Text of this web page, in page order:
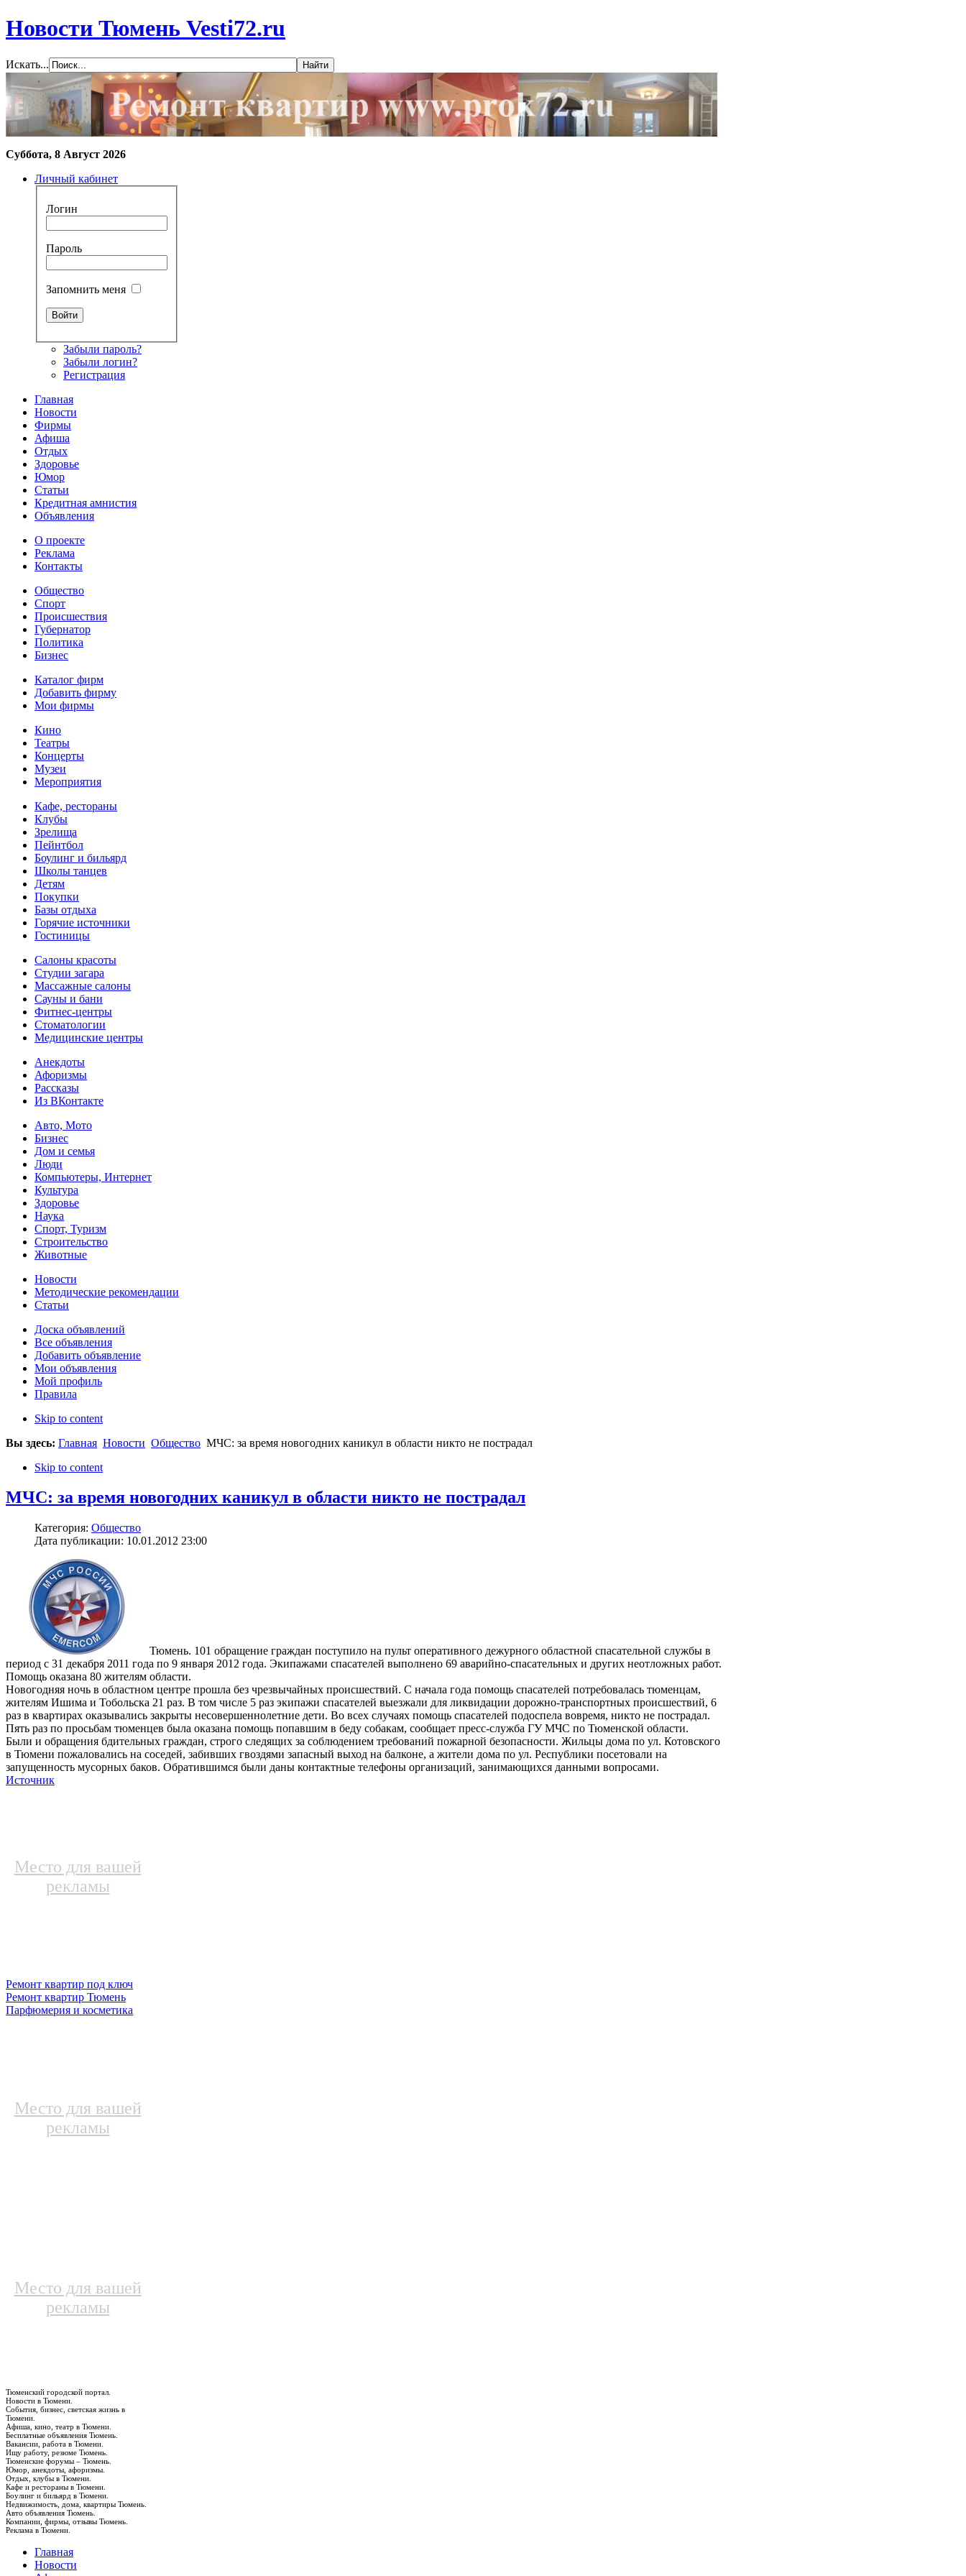
Новости Тюмень Vesti72.ru
Искать...
Суббота, 8 Август 2026
Личный кабинет
Логин
Пароль
Запомнить меня
Забыли пароль?
Забыли логин?
Регистрация
Главная
Новости
Фирмы
Афиша
Отдых
Здоровье
Юмор
Статьи
Кредитная амнистия
Объявления
О проекте
Реклама
Контакты
Общество
Спорт
Происшествия
Губернатор
Политика
Бизнес
Каталог фирм
Добавить фирму
Мои фирмы
Кино
Театры
Концерты
Музеи
Мероприятия
Кафе, рестораны
Клубы
Зрелища
Пейнтбол
Боулинг и бильярд
Школы танцев
Детям
Покупки
Базы отдыха
Горячие источники
Гостиницы
Салоны красоты
Студии загара
Массажные салоны
Сауны и бани
Фитнес-центры
Стоматологии
Медицинские центры
Анекдоты
Афоризмы
Рассказы
Из ВКонтакте
Авто, Мото
Бизнес
Дом и семья
Люди
Компьютеры, Интернет
Культура
Здоровье
Наука
Спорт, Туризм
Строительство
Животные
Новости
Методические рекомендации
Статьи
Доска объявлений
Все объявления
Добавить объявление
Мои объявления
Мой профиль
Правила
Skip to content
Вы здесь: Главная Новости Общество МЧС: за время новогодних каникул в области никто не пострадал
Skip to content
МЧС: за время новогодних каникул в области никто не пострадал
Категория: Общество
Дата публикации: 10.01.2012 23:00
Тюмень. 101 обращение граждан поступило на пульт оперативного дежурного областной спасательной службы в
период с 31 декабря 2011 года по 9 января 2012 года. Экипажами спасателей выполнено 69 аварийно-спасательных и других неотложных работ.
Помощь оказана 80 жителям области.
Новогодняя ночь в областном центре прошла без чрезвычайных происшествий. С начала года помощь спасателей потребовалась тюменцам,
жителям Ишима и Тобольска 21 раз. В том числе 5 раз экипажи спасателей выезжали для ликвидации дорожно-транспортных происшествий, 6
раз в квартирах оказывались закрыты несовершеннолетние дети. Во всех случаях помощь спасателей подоспела вовремя, никто не пострадал.
Пять раз по просьбам тюменцев была оказана помощь попавшим в беду собакам, сообщает пресс-служба ГУ МЧС по Тюменской области.
Были и обращения бдительных граждан, строго следящих за соблюдением требований пожарной безопасности. Жильцы дома по ул. Котовского
в Тюмени пожаловались на соседей, забивших гвоздями запасный выход на балконе, а жители дома по ул. Республики посетовали на
запущенность мусорных баков. Обратившимся были даны контактные телефоны организаций, занимающихся данными вопросами.
Источник
Место для вашей
рекламы
Ремонт квартир под ключ
Ремонт квартир Тюмень
Парфюмерия и косметика
Место для вашей
рекламы
Место для вашей
рекламы
Тюменский городской портал.
Новости в Тюмени.
События, бизнес, светская жизнь в
Тюмени.
Афиша, кино, театр в Тюмени.
Бесплатные объявления Тюмень.
Вакансии, работа в Тюмени.
Ищу работу, резюме Тюмень.
Тюменские форумы – Тюмень.
Юмор, анекдоты, афоризмы.
Отдых, клубы в Тюмени.
Кафе и рестораны в Тюмени.
Боулинг и бильярд в Тюмени.
Недвижимость, дома, квартиры Тюмень.
Авто объявления Тюмень.
Компании, фирмы, отзывы Тюмень.
Реклама в Тюмени.
Главная
Новости